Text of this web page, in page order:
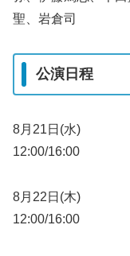
聖、岩倉司
公演日程
8月21日(水)
12:00/16:00
8月22日(木)
12:00/16:00